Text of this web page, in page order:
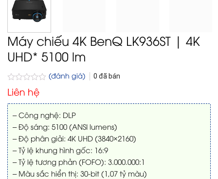
Máy chiếu 4K BenQ LK936ST | 4K
UHD* 5100 lm
Được
xếp
hạng
0
5
sao
(đánh giá) 0 đã bán
Liên hệ
– Công nghệ: DLP
– Độ sáng: 5100 (ANSI lumens)
– Độ phân giải: 4K UHD (3840×2160)
– Tỷ lệ khung hình gốc: 16:9
– Tỷ lệ tương phản (FOFO): 3.000.000:1
– Màu sắc hiển thị: 30-bit (1,07 tỷ màu)